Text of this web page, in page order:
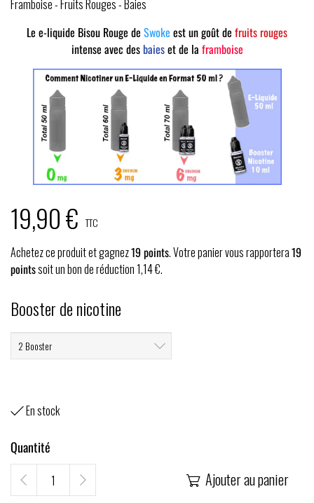
Framboise - Fruits Rouges - Baies
Le e-liquide Bisou Rouge de Swoke est un goût de fruits rouges
intense avec desbaieset de la framboise
19,90 € TTC
Achetez ce produit et gagnez19points. Votre panier vous rapportera19
pointssoit un bon de réduction1,14 €.
Booster de nicotine
En stock
Quantité
 Ajouter au panier